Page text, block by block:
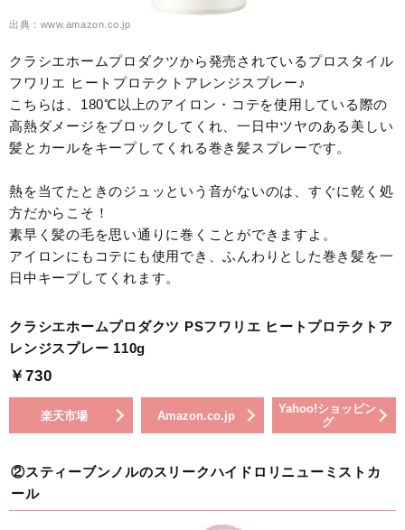
出典：www.amazon.co.jp
クラシエホームプロダクツから発売されているプロスタイル
フワリエ ヒートプロテクトアレンジスプレー♪
こちらは、180℃以上のアイロン・コテを使用している際の
高熱ダメージをブロックしてくれ、一日中ツヤのある美しい
髪とカールをキープしてくれる巻き髪スプレーです。
熱を当てたときのジュッという音がないのは、すぐに乾く処
方だからこそ！
素早く髪の毛を思い通りに巻くことができますよ。
アイロンにもコテにも使用でき、ふんわりとした巻き髪を一
日中キープしてくれます。
クラシエホームプロダクツ PSフワリエ ヒートプロテクトア
レンジスプレー 110g
￥730
楽天市場 Amazon.co.jp
Yahoo!ショッピン
グ
②スティーブンノルのスリークハイドロリニューミストカ
ール